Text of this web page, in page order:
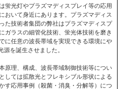
蛍光灯やプラズマディスプレイ等の応用
おいて身近にあります。プラズマディス
た技術者集団の弊社はプラズマディスプ
ガラスの細管化技術、蛍光体技術を磨き
に任意の波長帯域を実現できる環境にや
を誕生させました。
原理、構成、波長帯域制御技術等につい
しては拡散光とフレキシブル形状による
す応用事例（殺菌・消臭・分解等）につ